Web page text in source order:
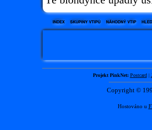
Projekt PinkNet: Postcard|
Copyright ©
Hostováno u